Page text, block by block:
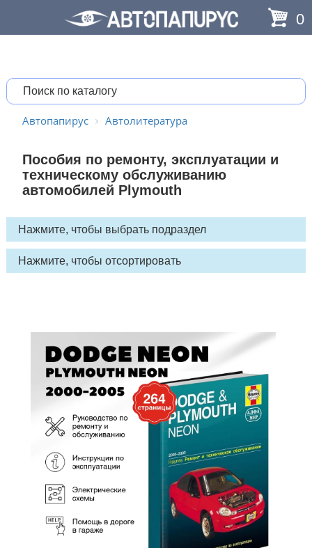
0
Автопапирус Автолитература
Пособия по ремонту, эксплуатации и
техническому обслуживанию
автомобилей Plymouth